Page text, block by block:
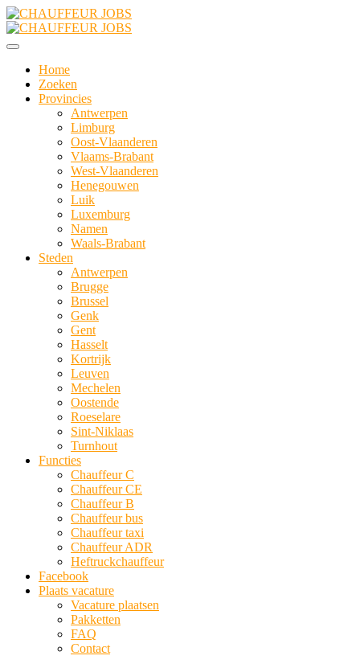
Home
Zoeken
Provincies
Antwerpen
Limburg
Oost-Vlaanderen
Vlaams-Brabant
West-Vlaanderen
Henegouwen
Luik
Luxemburg
Namen
Waals-Brabant
Steden
Antwerpen
Brugge
Brussel
Genk
Gent
Hasselt
Kortrijk
Leuven
Mechelen
Oostende
Roeselare
Sint-Niklaas
Turnhout
Functies
Chauffeur C
Chauffeur CE
Chauffeur B
Chauffeur bus
Chauffeur taxi
Chauffeur ADR
Heftruckchauffeur
Facebook
Plaats vacature
Vacature plaatsen
Pakketten
FAQ
Contact